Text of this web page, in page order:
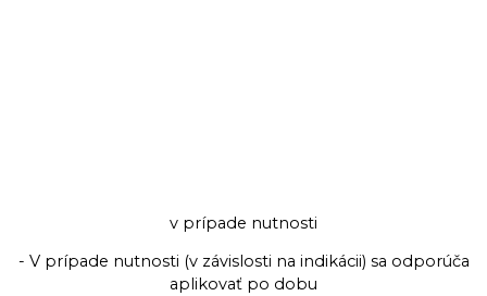
v prípade nutnosti
- V prípade nutnosti (v závislosti na indikácii) sa odporúča
aplikovať po dobu